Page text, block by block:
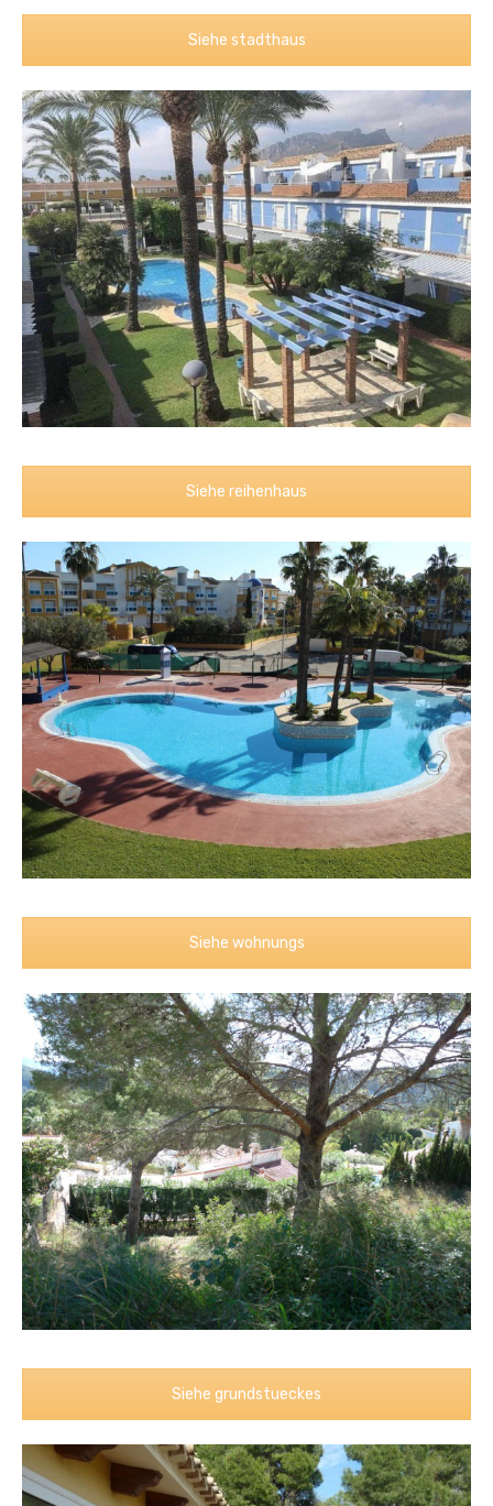
Siehe stadthaus
Siehe reihenhaus
Siehe wohnungs
Siehe grundstueckes